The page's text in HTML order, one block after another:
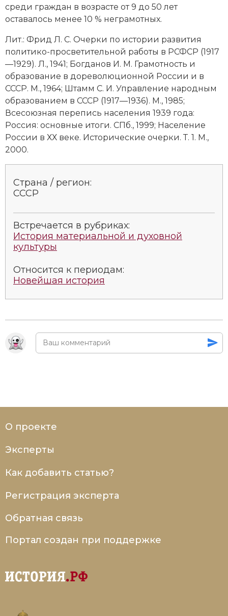
среди граждан в возрасте от 9 до 50 лет
оставалось менее 10 % неграмотных.
Лит.: Фрид Л. С. Очерки по истории развития
политико-просветительной работы в РСФСР (1917
—1929). Л., 1941; Богданов И. М. Грамотность и
образование в дореволюционной России и в
СССР. М., 1964; Штамм С. И. Управление народным
образованием в СССР (1917—1936). М., 1985;
Всесоюзная перепись населения 1939 года:
Россия: основные итоги. СПб., 1999; Население
России в ХХ веке. Исторические очерки. Т. 1. М.,
2000.
Страна / регион:
СССР
Встречается в рубриках:
История материальной и духовной
культуры
Относится к периодам:
Новейшая история
О проекте
Эксперты
Как добавить статью?
Регистрация эксперта
Обратная связь
Портал создан при поддержке